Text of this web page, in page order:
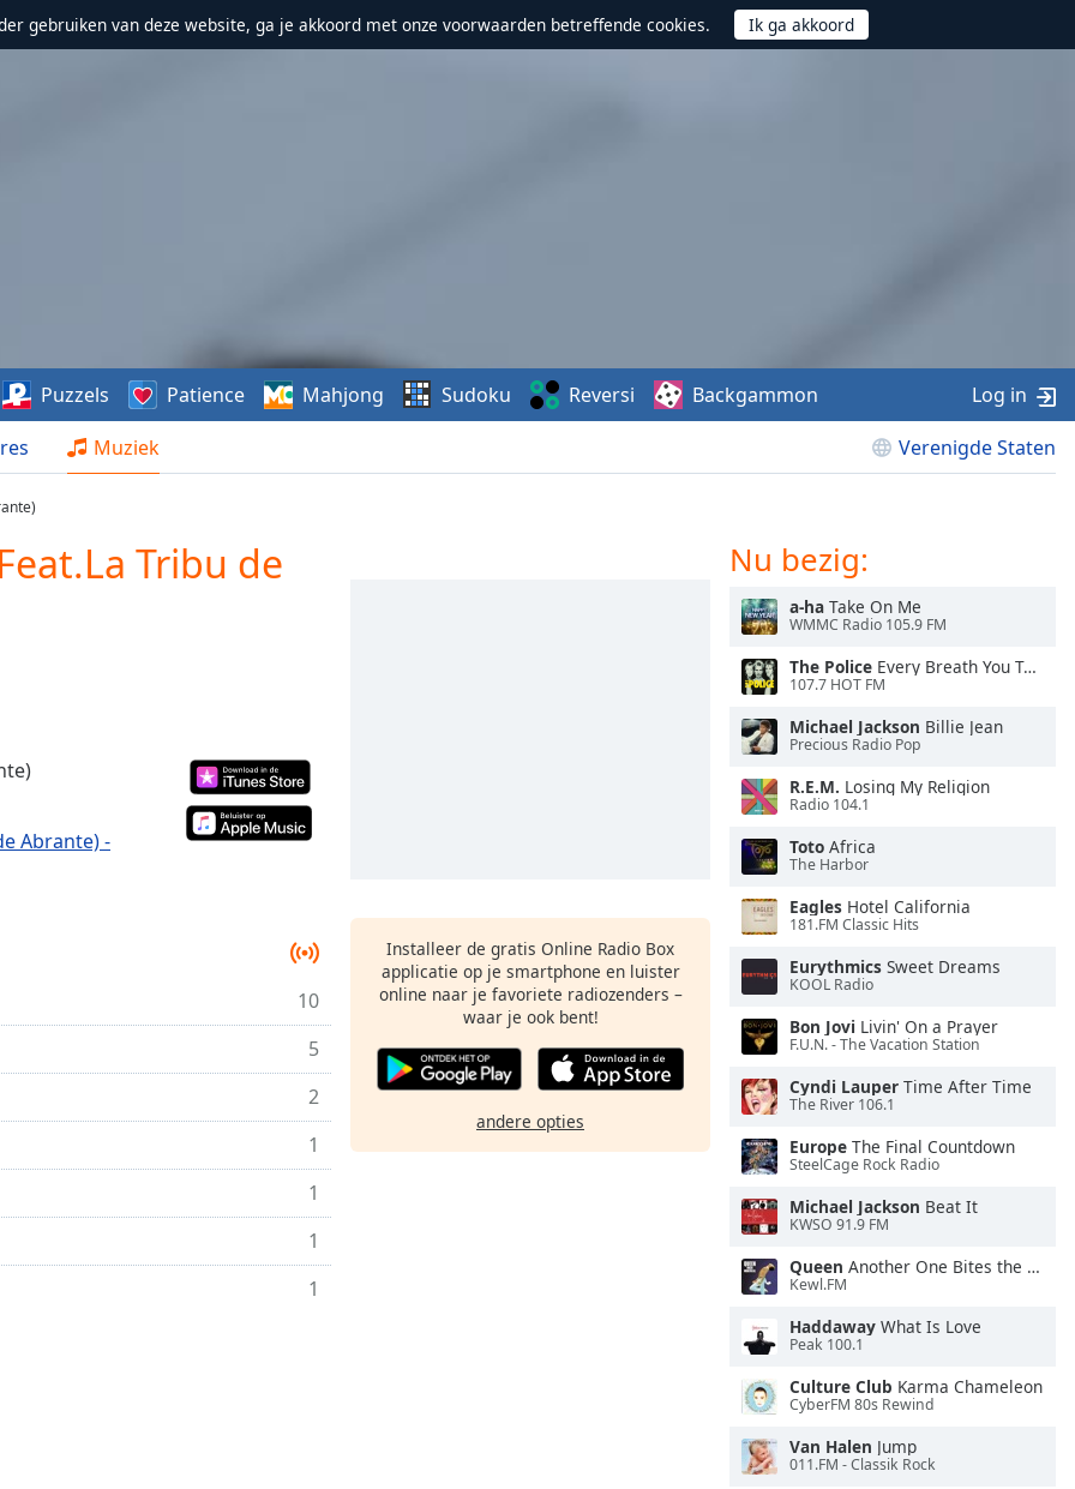
gebruiken van deze website, ga je akkoord met onze voorwaarden betreffende cookies.
Muziek Verenigde Staten
Puzzels Patience Mahjong Sudoku Reversi Backgammon Log in
Tribu de
Abrante) -
10
5
2
1
1
1
1
Installeer de gratis Online Radio Box
applicatie op je smartphone en luister
online naar je favoriete radiozenders –
waar je ook bent!
andere opties
Nu bezig:
a-ha Take On Me
WMMC Radio 105.9 FM
The Police Every Breath You Take
107.7 HOT FM
Michael Jackson Billie Jean
Precious Radio Pop
R.E.M. Losing My Religion
Radio 104.1
Toto Africa
The Harbor
Eagles Hotel California
181.FM Classic Hits
Eurythmics Sweet Dreams
KOOL Radio
Bon Jovi Livin' On a Prayer
F.U.N. - The Vacation Station
Cyndi Lauper Time After Time
The River 106.1
Europe The Final Countdown
SteelCage Rock Radio
Michael Jackson Beat It
KWSO 91.9 FM
Queen Another One Bites the Dust
Kewl.FM
Haddaway What Is Love
Peak 100.1
Culture Club Karma Chameleon
CyberFM 80s Rewind
Van Halen Jump
011.FM - Classik Rock